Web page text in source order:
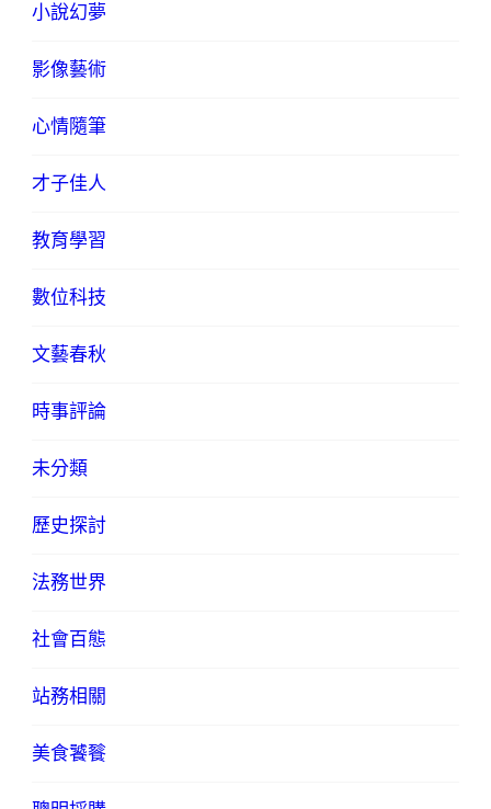
小說幻夢
影像藝術
心情隨筆
才子佳人
教育學習
數位科技
文藝春秋
時事評論
未分類
歷史探討
法務世界
社會百態
站務相關
美食饕餮